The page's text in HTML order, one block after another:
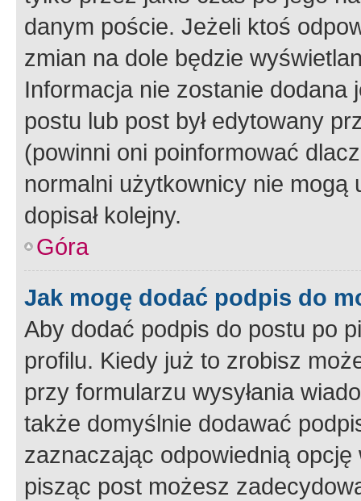
danym poście. Jeżeli ktoś
zmian na dole będzie
Informacja nie zostanie dodana
postu lub post był edytowany
(powinni oni poinformować
normalni użytkownicy nie
dopisał kolejny.
Góra
Jak mogę dodać podpis do
Aby dodać podpis do postu po
profilu. Kiedy już to zrobisz
przy formularzu wysyłania
także domyślnie dodawać
zaznaczając odpowiednią
pisząc post możesz